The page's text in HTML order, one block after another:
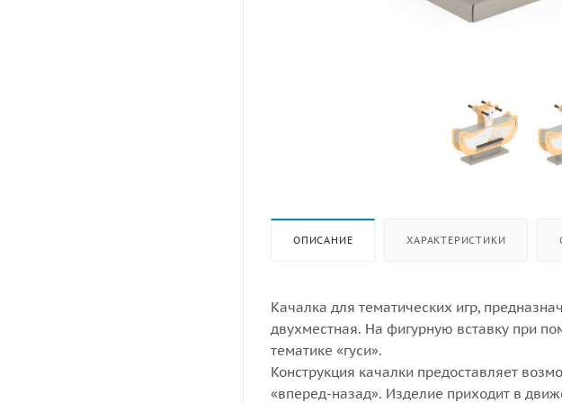
ОПИСАНИЕ ХАРАКТЕРИСТИКИ
Качалка для тематических игр,
двухместная. На фигурную вставку при
тематике «гуси».
Конструкция качалки предоставляет
«вперед-назад». Изделие приходит в